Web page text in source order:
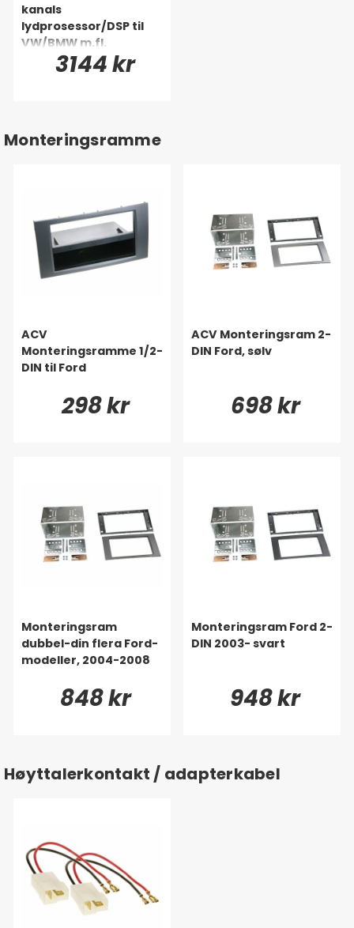
kanals
lydprosessor/DSP til
VW/BMW m.fl.
(Quadlock)
3144 kr
Monteringsramme
ACV
Monteringsramme 1/2-
DIN til Ford
298 kr
ACV Monteringsram 2-
DIN Ford, sølv
698 kr
Monteringsram
dubbel-din flera Ford-
modeller, 2004-2008
848 kr
Monteringsram Ford 2-
DIN 2003- svart
948 kr
Høyttalerkontakt / adapterkabel